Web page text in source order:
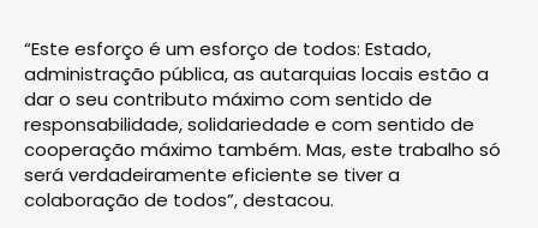
“Este esforço é um esforço de todos: Estado,
administração pública, as autarquias locais estão a
dar o seu contributo máximo com sentido de
responsabilidade, solidariedade e com sentido de
cooperação máximo também. Mas, este trabalho só
será verdadeiramente eficiente se tiver a
colaboração de todos”, destacou.